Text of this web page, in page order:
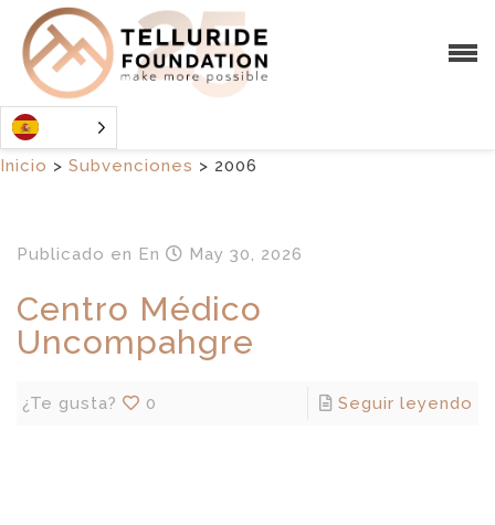
Inicio > Subvenciones > 2006
Publicado en En May 30, 2026
Centro Médico
Uncompahgre
¿Te gusta? 0 Seguir leyendo